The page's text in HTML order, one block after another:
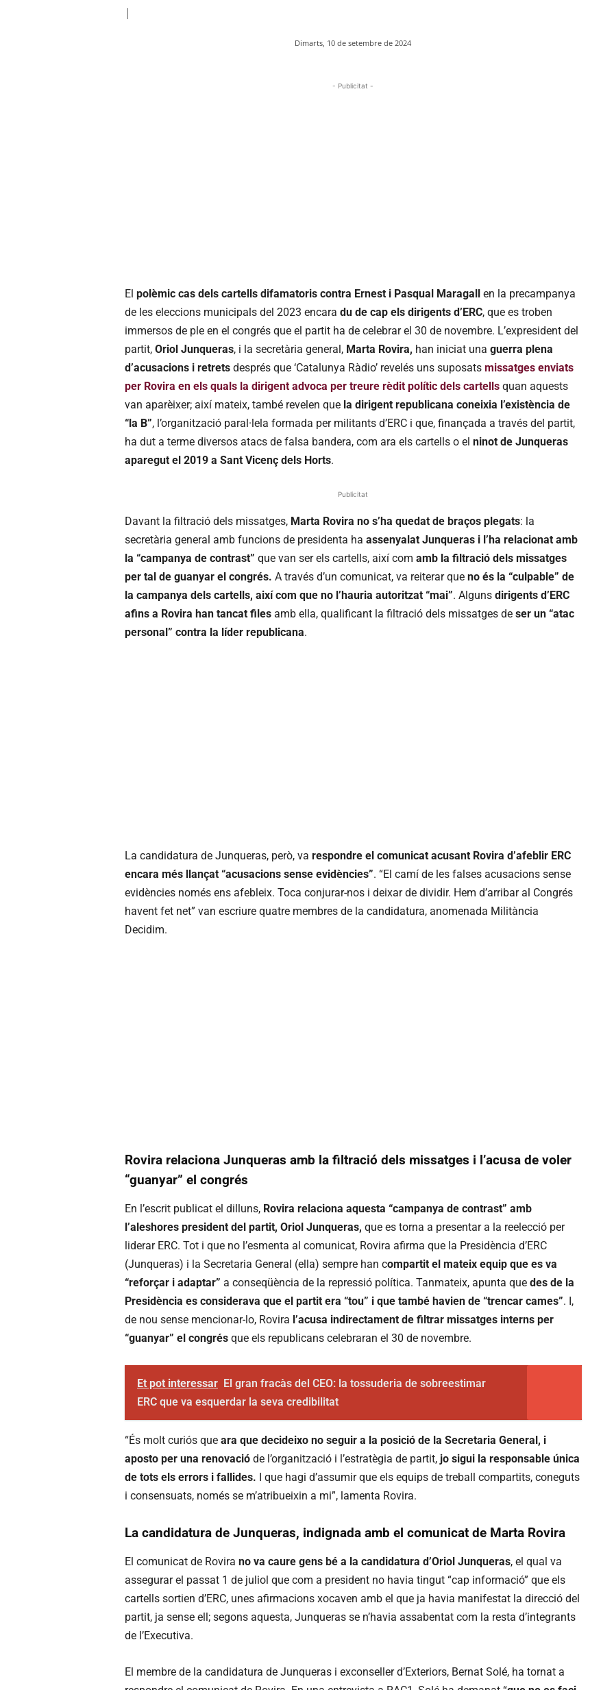
|
Dimarts, 10 de setembre de 2024
- Publicitat -
El polèmic cas dels cartells difamatoris contra Ernest i Pasqual Maragall en la precampanya
de les eleccions municipals del 2023 encara du de cap els dirigents d’ERC, que es troben
immersos de ple en el congrés que el partit ha de celebrar el 30 de novembre. L’expresident del
partit, Oriol Junqueras, i la secretària general, Marta Rovira, han iniciat una guerra plena
d’acusacions i retrets després que ‘Catalunya Ràdio’ revelés uns suposats missatges enviats
per Rovira en els quals la dirigent advoca per treure rèdit polític dels cartells quan aquests
van aparèixer; així mateix, també revelen que la dirigent republicana coneixia l’existència de
“la B”, l’organització paral·lela formada per militants d’ERC i que, finançada a través del partit,
ha dut a terme diversos atacs de falsa bandera, com ara els cartells o el ninot de Junqueras
aparegut el 2019 a Sant Vicenç dels Horts.
Publicitat
Davant la filtració dels missatges, Marta Rovira no s’ha quedat de braços plegats: la
secretària general amb funcions de presidenta ha assenyalat Junqueras i l’ha relacionat amb
la “campanya de contrast” que van ser els cartells, així com amb la filtració dels missatges
per tal de guanyar el congrés. A través d’un comunicat, va reiterar que no és la “culpable” de
la campanya dels cartells, així com que no l’hauria autoritzat “mai”. Alguns dirigents d’ERC
afins a Rovira han tancat files amb ella, qualificant la filtració dels missatges de ser un “atac
personal” contra la líder republicana.
La candidatura de Junqueras, però, va respondre el comunicat acusant Rovira d’afeblir ERC
encara més llançat “acusacions sense evidències”. “El camí de les falses acusacions sense
evidències només ens afebleix. Toca conjurar-nos i deixar de dividir. Hem d’arribar al Congrés
havent fet net” van escriure quatre membres de la candidatura, anomenada Militància
Decidim.
Rovira relaciona Junqueras amb la filtració dels missatges i l’acusa de voler
“guanyar” el congrés
En l’escrit publicat el dilluns, Rovira relaciona aquesta “campanya de contrast” amb
l’aleshores president del partit, Oriol Junqueras, que es torna a presentar a la reelecció per
liderar ERC. Tot i que no l’esmenta al comunicat, Rovira afirma que la Presidència d’ERC
(Junqueras) i la Secretaria General (ella) sempre han compartit el mateix equip que es va
“reforçar i adaptar” a conseqüència de la repressió política. Tanmateix, apunta que des de la
Presidència es considerava que el partit era “tou” i que també havien de “trencar cames”. I,
de nou sense mencionar-lo, Rovira l’acusa indirectament de filtrar missatges interns per
“guanyar” el congrés que els republicans celebraran el 30 de novembre.
Et pot interessar El gran fracàs del CEO: la tossuderia de sobreestimar
ERC que va esquerdar la seva credibilitat
“És molt curiós que ara que decideixo no seguir a la posició de la Secretaria General, i
aposto per una renovació de l’organització i l’estratègia de partit, jo sigui la responsable única
de tots els errors i fallides. I que hagi d’assumir que els equips de treball compartits, coneguts
i consensuats, només se m’atribueixin a mi”, lamenta Rovira.
La candidatura de Junqueras, indignada amb el comunicat de Marta Rovira
El comunicat de Rovira no va caure gens bé a la candidatura d’Oriol Junqueras, el qual va
assegurar el passat 1 de juliol que com a president no havia tingut “cap informació” que els
cartells sortien d’ERC, unes afirmacions xocaven amb el que ja havia manifestat la direcció del
partit, ja sense ell; segons aquesta, Junqueras se n’havia assabentat com la resta d’integrants
de l’Executiva.
El membre de la candidatura de Junqueras i exconseller d’Exteriors, Bernat Solé, ha tornat a